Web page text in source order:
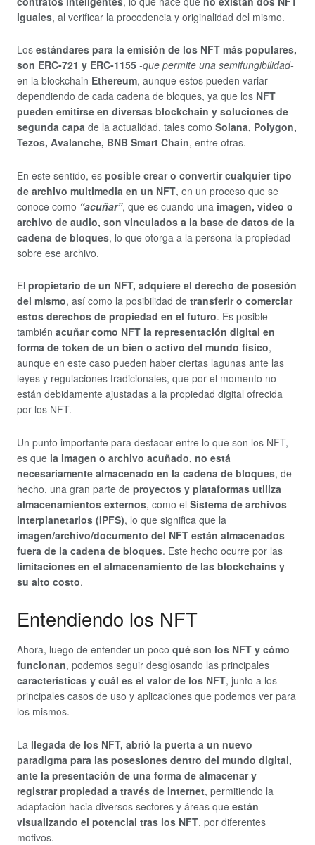
iguales, al verificar la procedencia y originalidad del mismo.
Los estándares para la emisión de los NFT más populares,
son ERC-721 y ERC-1155 -que permite una semifungibilidad-
en la blockchain Ethereum, aunque estos pueden variar
dependiendo de cada cadena de bloques, ya que los NFT
pueden emitirse en diversas blockchain y soluciones de
segunda capa de la actualidad, tales como Solana, Polygon,
Tezos, Avalanche, BNB Smart Chain, entre otras.
En este sentido, es posible crear o convertir cualquier tipo
de archivo multimedia en un NFT, en un proceso que se
conoce como “acuñar”, que es cuando una imagen, video o
archivo de audio, son vinculados a la base de datos de la
cadena de bloques, lo que otorga a la persona la propiedad
sobre ese archivo.
El propietario de un NFT, adquiere el derecho de posesión
del mismo, así como la posibilidad de transferir o comerciar
estos derechos de propiedad en el futuro. Es posible
también acuñar como NFT la representación digital en
forma de token de un bien o activo del mundo físico,
aunque en este caso pueden haber ciertas lagunas ante las
leyes y regulaciones tradicionales, que por el momento no
están debidamente ajustadas a la propiedad digital ofrecida
por los NFT.
Un punto importante para destacar entre lo que son los NFT,
es que la imagen o archivo acuñado, no está
necesariamente almacenado en la cadena de bloques, de
hecho, una gran parte de proyectos y plataformas utiliza
almacenamientos externos, como el Sistema de archivos
interplanetarios (IPFS), lo que significa que la
imagen/archivo/documento del NFT están almacenados
fuera de la cadena de bloques. Este hecho ocurre por las
limitaciones en el almacenamiento de las blockchains y
su alto costo.
Entendiendo los NFT
Ahora, luego de entender un poco qué son los NFT y cómo
funcionan, podemos seguir desglosando las principales
características y cuál es el valor de los NFT, junto a los
principales casos de uso y aplicaciones que podemos ver para
los mismos.
La llegada de los NFT, abrió la puerta a un nuevo
paradigma para las posesiones dentro del mundo digital,
ante la presentación de una forma de almacenar y
registrar propiedad a través de Internet, permitiendo la
adaptación hacia diversos sectores y áreas que están
visualizando el potencial tras los NFT, por diferentes
motivos.